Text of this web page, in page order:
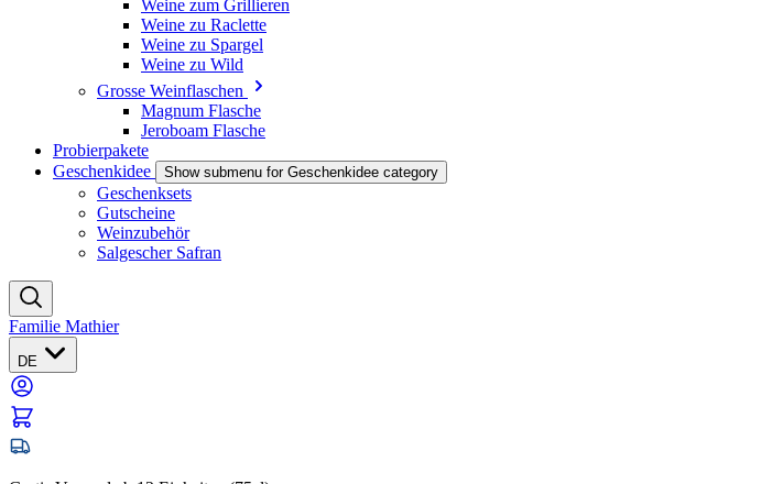
Weine zum Grillieren
Weine zu Raclette
Weine zu Spargel
Weine zu Wild
Grosse Weinflaschen
Magnum Flasche
Jeroboam Flasche
Probierpakete
Geschenkidee
Show submenu for Geschenkidee category
Geschenksets
Gutscheine
Weinzubehör
Salgescher Safran
Familie Mathier
DE